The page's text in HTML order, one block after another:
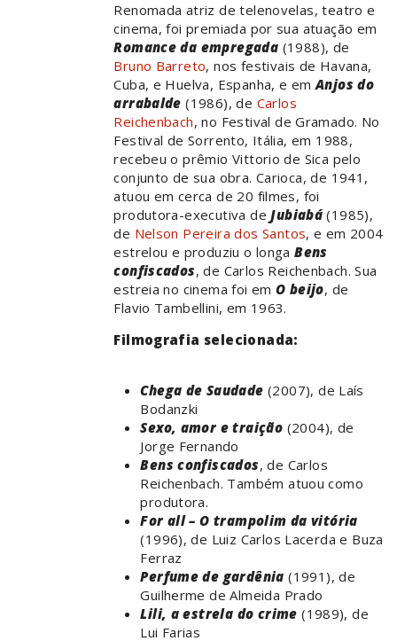
Renomada atriz de telenovelas, teatro e
cinema, foi premiada por sua atuação em
Romance da empregada (1988), de
Bruno Barreto, nos festivais de Havana,
Cuba, e Huelva, Espanha, e emAnjos do
arrabalde (1986), de Carlos
Reichenbach, no Festival de Gramado. No
Festival de Sorrento, Itália, em 1988,
recebeu o prêmio Vittorio de Sica pelo
conjunto de sua obra. Carioca, de 1941,
atuou em cerca de 20 filmes, foi
produtora-executiva deJubiabá(1985),
de Nelson Pereira dos Santos, e em 2004
estrelou e produziu o longaBens
confiscados, de Carlos Reichenbach. Sua
estreia no cinema foi emO beijo, de
Flavio Tambellini, em 1963.
Filmografia selecionada:
Chega de Saudade (2007), de Laís
Bodanzki
Sexo, amor e traição (2004), de
Jorge Fernando
Bens confiscados, de Carlos
Reichenbach. Também atuou como
produtora.
For all – O trampolim da vitória
(1996), de Luiz Carlos Lacerda e Buza
Ferraz
Perfume de gardênia (1991), de
Guilherme de Almeida Prado
Lili, a estrela do crime (1989), de
Lui Farias